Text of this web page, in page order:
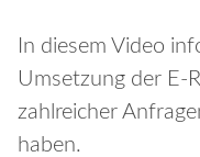
In diesem Video
Umsetzung der E-
zahlreicher
haben.